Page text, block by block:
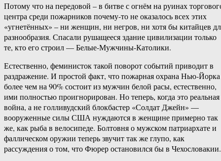
Потому что на передовой – в битве с огнём на руинах
центра среди пожарников почему-то не оказалось всех этих
«угнетённых» – ни женщин, ни негров, ни хотя бы китайцев
разнообразия. Спасали рушащееся здание цивилизации только
те, кто его строил — Белые-Мужчины-Католики.
Естественно, феминисток такой поворот событий приводит в
раздражение. И простой факт, что пожарная охрана Нью-Йорка
более чем на 90% состоит из мужчин белой расы, естественно,
ими полностью проигнорирован. Но теперь, когда это реальная
война, а не голливудский блокбастер «Солдат Джейн» —
вооруженные силы США нуждаются в женщине примерно так
же, как рыба в велосипеде. Болтовня о мужском патриархате и
фаллическом оружии теперь звучит так же глупо, как
рассуждения о том, что Фюрер остановился бы в Чехословакии.